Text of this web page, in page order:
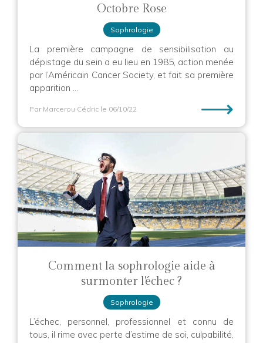
Octobre Rose
Sophrologie
La première campagne de sensibilisation au
dépistage du sein a eu lieu en 1985, action menée
par l’Américain Cancer Society, et fait sa première
apparition ...
Par Marcerou Cédric le 06/10/22 ⟶
Comment la sophrologie aide à
surmonter l'échec ?
Sophrologie
L’échec, personnel, professionnel et connu de
tous, il rime avec perte d’estime de soi, culpabilité,